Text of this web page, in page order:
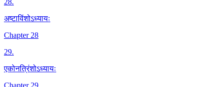
28.
अष्टाविंशोऽध्यायः
Chapter 28
29.
एकोनत्रिंशोऽध्यायः